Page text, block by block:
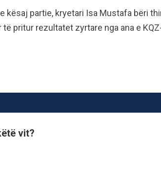
kësaj partie, kryetari Isa Mustafa bëri
pritur rezultatet zyrtare nga ana e
vit?